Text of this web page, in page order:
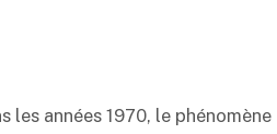
les années 1970, le phénomène